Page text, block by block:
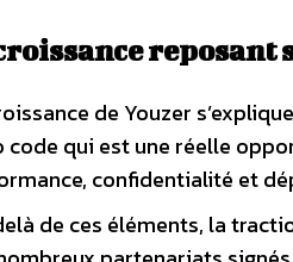
reposant
de Youzer
code qui est une réelle
confidentialité et
de ces éléments, la